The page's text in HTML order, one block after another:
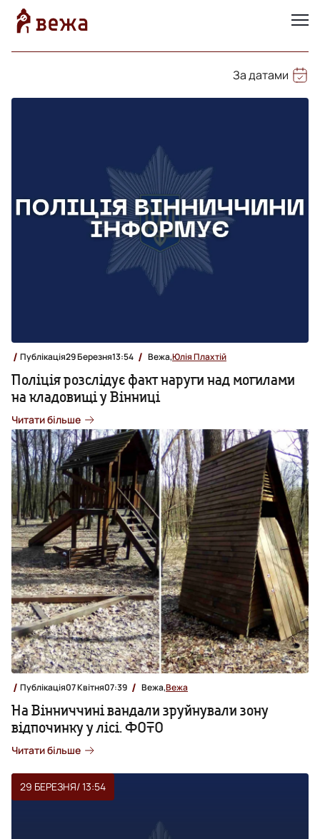
За датами
Публікація29 Березня13:54 Вежа,Юлія Плахтій
Поліція розслідує факт наруги над могилами
на кладовищі у Вінниці
Читати більше
Публікація07 Квітня07:39 Вежа,Вежа
На Вінниччині вандали зруйнували зону
відпочинку у лісі. ФОТО
Читати більше
29 БЕРЕЗНЯ/ 13:54